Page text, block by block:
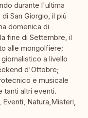
durante l'ultima
San Giorgio, il più
domenica di
fine di Settembre, il
alle mongolfiere;
a livello
d'Ottobre;
e musicale
tanti altri eventi.
Eventi, Natura,Misteri,